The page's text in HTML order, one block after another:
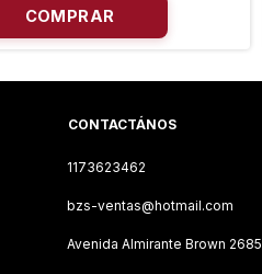
CONTACTÁNOS
1173623462
bzs-ventas@hotmail.com
Avenida Almirante Brown 2685